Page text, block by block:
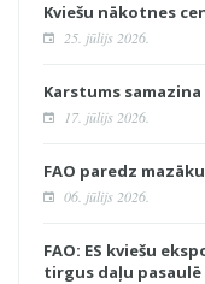
Kviešu nākotnes
25. jūlijs 2026.
Karstums
17. jūlijs 2026.
FAO paredz
06. jūlijs 2026.
FAO: ES kviešu
tirgus daļu pasaulē